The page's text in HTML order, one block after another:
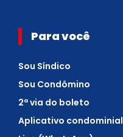
Para você
Sou Síndico
Sou Condômino
2ª via do boleto
Aplicativo condominial